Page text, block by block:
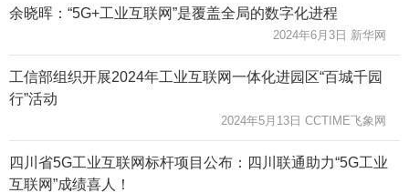
余晓晖：“5G+工业互联网”是覆盖全局的数字化进程
2024年6月3日 新华网
工信部组织开展2024年工业互联网一体化进园区“百城千园
行”活动
2024年5月13日 CCTIME飞象网
四川省5G工业互联网标杆项目公布：四川联通助力“5G工业
互联网”成绩喜人！